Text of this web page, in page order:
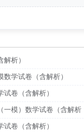
析）
学试卷（含解析）
卷（含解析）
一模）数学试卷（含解析
卷（含解析）